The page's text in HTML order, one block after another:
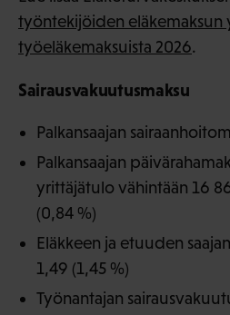
työntekijöiden eläkemaksun
työeläkemaksuista 2026.
Sairausvakuutusmaksu
Palkansaajan
Palkansaajan
yrittäjätulo vähintään 16
(0,84 %)
Eläkkeen ja etuuden
1,49 (1,45 %)
Työnantajan